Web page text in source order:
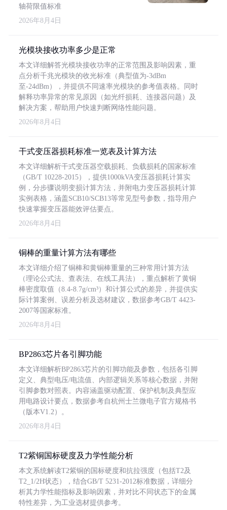
轴荷限值标准
2026年8月4日
光模块接收功率多少是正常
本文详细解答光模块接收功率的正常范围及影响因素，重
点分析千兆光模块的收光标准（典型值为-3dBm
至-24dBm），并提供不同速率光模块的参考值表格。同时
解释功率异常的常见原因（如光纤损耗、连接器问题）及
解决方案，帮助用户快速判断网络性能问题。
2026年8月4日
干式变压器损耗标准一览表及计算方法
本文详细解析干式变压器空载损耗、负载损耗的国家标准
（GB/T 10228-2015），提供1000kVA变压器损耗计算实
例，分步骤说明变损计算方法，并附电力变压器损耗计算
实例表格，涵盖SCB10/SCB13等常见型号参数，指导用户
快速掌握变压器能效评估要点。
2026年8月4日
铜棒的重量计算方法有哪些
本文详细介绍了铜棒和黄铜棒重量的三种常用计算方法
（理论公式法、查表法、在线工具法），重点解析了黄铜
棒密度取值（8.4-8.7g/cm³）和计算公式的差异，并提供实
际计算案例、误差分析及选材建议，数据参考GB/T 4423-
2007等国家标准。
2026年8月4日
BP2863芯片各引脚功能
本文详细解析BP2863芯片的引脚功能及参数，包括各引脚
定义、典型电压/电流值、内部逻辑关系等核心数据，并附
引脚参数对照表。内容涵盖驱动配置、保护机制及典型应
用电路设计要点，数据参考自杭州士兰微电子官方规格书
（版本V1.2）。
2026年8月4日
T2紫铜国标硬度及力学性能分析
本文系统解读T2紫铜的国标硬度和抗拉强度（包括T2及
T2_1/2H状态），结合GB/T 5231-2012标准数据，详细分
析其力学性能指标及影响因素，并对比不同状态下的金属
特性差异，为工业选材提供参考。